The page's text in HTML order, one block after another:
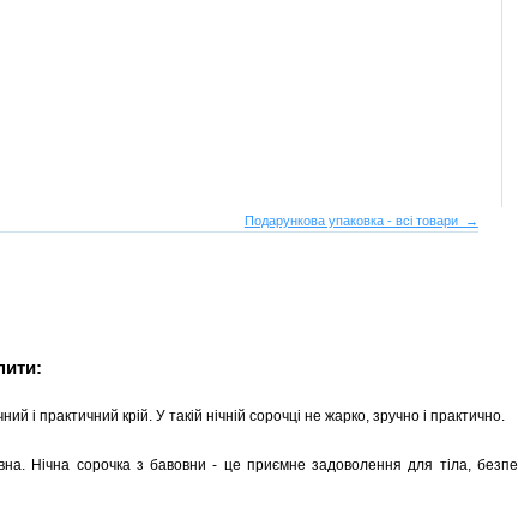
Подарункова упаковка - всі товари →
і практичний крій. У такій нічній сорочці не жарко, зручно і практично.
Нічна сорочка з бавовни - це приємне задоволення для тіла,